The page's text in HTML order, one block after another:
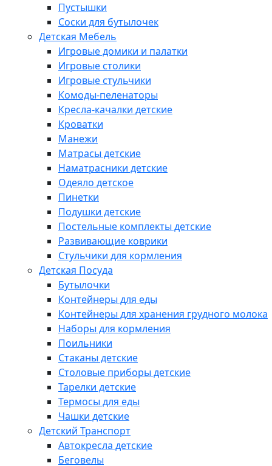
Пустышки
Соски для бутылочек
Детская Мебель
Игровые домики и палатки
Игровые столики
Игровые стульчики
Комоды-пеленаторы
Кресла-качалки детские
Кроватки
Манежи
Матрасы детские
Наматрасники детские
Одеяло детское
Пинетки
Подушки детские
Постельные комплекты детские
Развивающие коврики
Стульчики для кормления
Детская Посуда
Бутылочки
Контейнеры для еды
Контейнеры для хранения грудного молока
Наборы для кормления
Поильники
Стаканы детские
Столовые приборы детские
Тарелки детские
Термосы для еды
Чашки детские
Детский Транспорт
Автокресла детские
Беговелы